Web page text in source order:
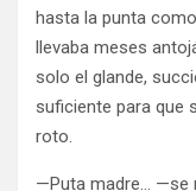
hasta la punta
llevaba meses
solo el glande,
suficiente para que
roto.
—Puta madre… —se